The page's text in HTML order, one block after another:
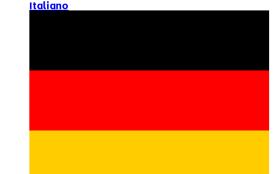
Italiano